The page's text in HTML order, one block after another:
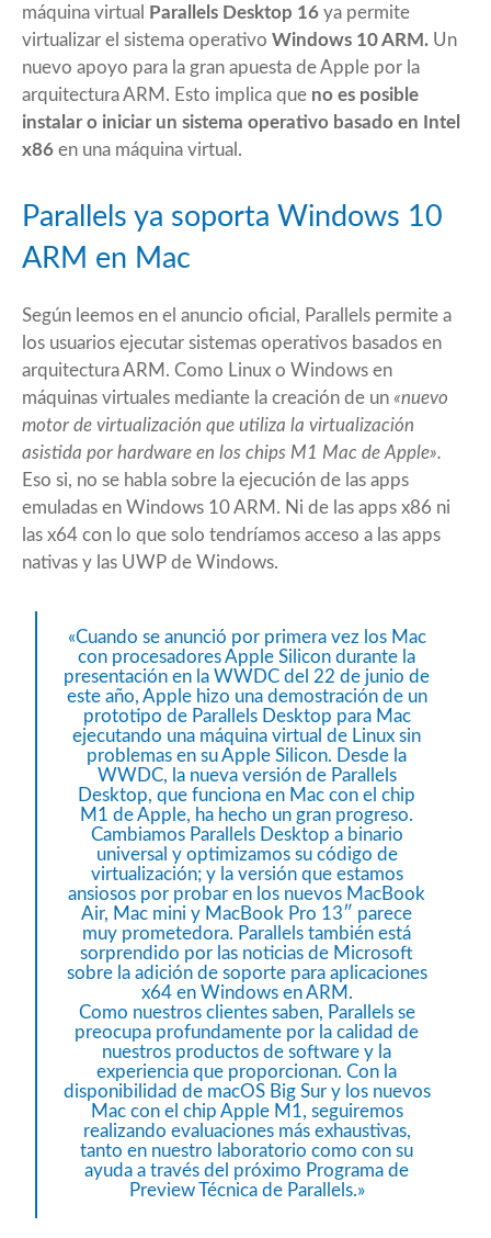
máquina virtual
Parallels Desktop 16 ya permite
virtualizar el sistema operativo Windows 10 ARM. Un
nuevo apoyo para la gran apuesta de Apple por la
arquitectura ARM. Esto implica que no es posible
instalar o iniciar un sistema operativo basado en Intel
x86 en una máquina virtual.
Parallels ya soporta Windows 10
ARM en Mac
Según leemos en el anuncio oficial , Parallels permite a
los usuarios ejecutar sistemas operativos basados en
arquitectura ARM. Como Linux o Windows en
máquinas virtuales mediante la creación de un «nuevo
motor de virtualización que utiliza la virtualización
asistida por hardware en los chips M1 Mac de Apple».
Eso si, no se habla sobre la ejecución de las apps
emuladas en Windows 10 ARM. Ni de las apps x86 ni
las x64 con lo que solo tendríamos acceso a las apps
nativas y las UWP de Windows.
«Cuando se anunció por primera vez los Mac
con procesadores Apple Silicon durante la
presentación en la WWDC del 22 de junio de
este año, Apple hizo una demostración de un
prototipo de Parallels Desktop para Mac
ejecutando una máquina virtual de Linux sin
problemas en su Apple Silicon. Desde la
WWDC, la nueva versión de Parallels
Desktop, que funciona en Mac con el chip
M1 de Apple, ha hecho un gran progreso.
Cambiamos Parallels Desktop a binario
universal y optimizamos su código de
virtualización; y la versión que estamos
ansiosos por probar en los nuevos MacBook
Air, Mac mini y MacBook Pro 13″ parece
muy prometedora. Parallels también está
sorprendido por las noticias de Microsoft
sobre la adición de soporte para aplicaciones
x64 en Windows en ARM.
Como nuestros clientes saben, Parallels se
preocupa profundamente por la calidad de
nuestros productos de software y la
experiencia que proporcionan. Con la
disponibilidad de macOS Big Sur y los nuevos
Mac con el chip Apple M1, seguiremos
realizando evaluaciones más exhaustivas,
tanto en nuestro laboratorio como con su
ayuda a través del próximo Programa de
Preview Técnica de Parallels.»